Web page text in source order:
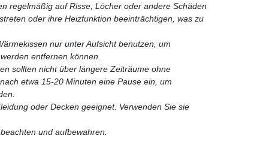
regelmäßig auf Risse, Löcher oder andere Schäden
oder ihre Heizfunktion beeinträchtigen, was zu
nur unter Aufsicht benutzen, um
entfernen können.
sollten nicht über längere Zeiträume ohne
etwa 15-20 Minuten eine Pause ein, um
oder Decken geeignet. Verwenden Sie sie
und aufbewahren.